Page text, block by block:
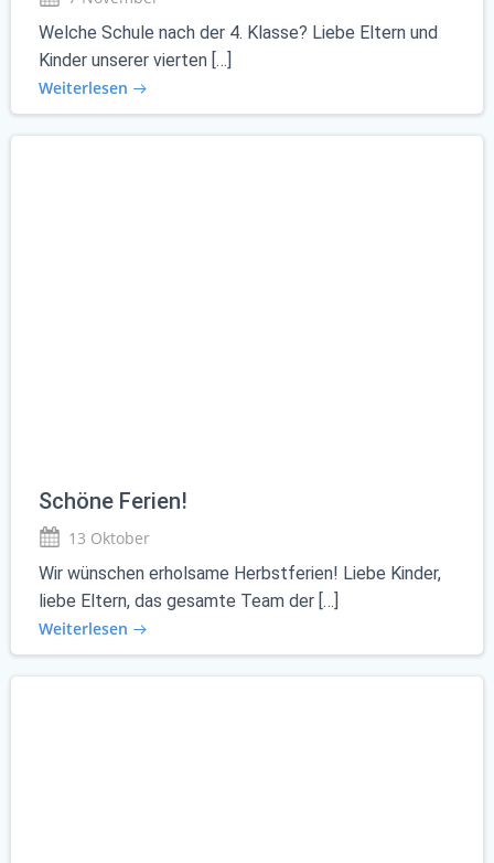
Welche Schule nach der 4. Klasse? Liebe Eltern und
Kinder unserer vierten […]
Weiterlesen
Schöne Ferien!
13 Oktober
Wir wünschen erholsame Herbstferien! Liebe Kinder,
liebe Eltern, das gesamte Team der […]
Weiterlesen